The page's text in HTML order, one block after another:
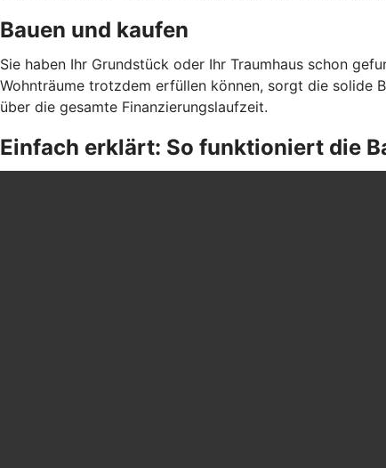
Bauen und kaufen
Sie haben Ihr Grundstück oder Ihr Traumhaus schon
Wohnträume trotzdem erfüllen können, sorgt die solide
über die gesamte Finanzierungslaufzeit.
Einfach erklärt: So funktioniert die